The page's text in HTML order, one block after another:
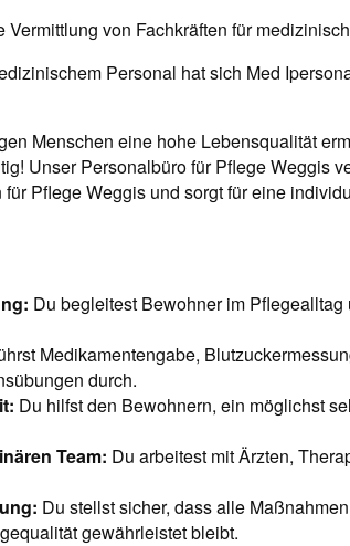
von Fachkräften für
Personal hat sich Med
Menschen eine hohe Lebensqualität
Unser Personalbüro für Pflege Weggis
Pflege Weggis und sorgt für eine
Du begleitest Bewohner im Pflegealltag
Medikamentengabe,
durch.
Du hilfst den Bewohnern, ein möglichst
Team: Du arbeitest mit Ärzten,
Du stellst sicher, dass alle
gewährleistet bleibt.